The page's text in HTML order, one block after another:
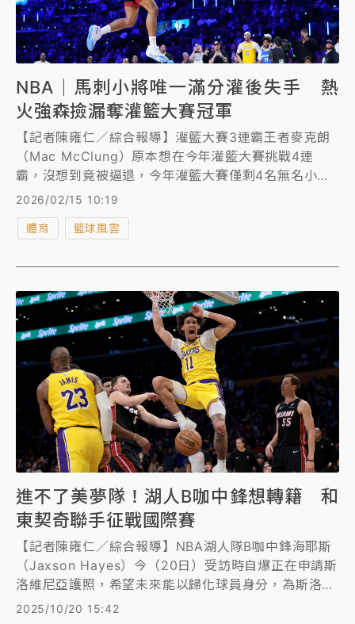
NBA｜馬刺小將唯一滿分灌後失手 熱
火強森撿漏奪灌籃大賽冠軍
【記者陳雍仁／綜合報導】灌籃大賽3連霸王者麥克朗
（Mac McClung）原本想在今年灌籃大賽挑戰4連
霸，沒想到竟被逼退，今年灌籃大賽僅剩4名無名小卒
參賽，最後由馬刺的布萊恩（Carter Bryant）與熱火
賽首灌演出唯一滿分灌籃，豈料第2灌頻失手，被強森
2026/02/15 10:19
體育 籃球風雲
進不了美夢隊！湖人B咖中鋒想轉籍 和
東契奇聯手征戰國際賽
【記者陳雍仁／綜合報導】NBA湖人隊B咖中鋒海耶斯
（Jaxson Hayes）今（20日）受訪時自爆正在申請斯
洛維尼亞護照，希望未來能以歸化球員身分，為斯洛維
尼亞男籃效力，和湖人超級球星東契奇（Luka
2025/10/20 15:42